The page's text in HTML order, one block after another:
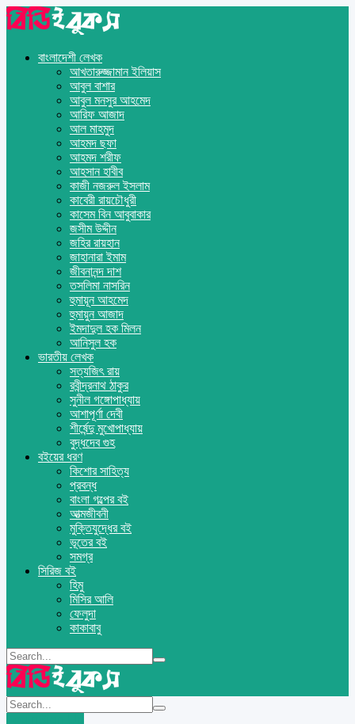
বাংলাদেশী লেখক
আখতারুজ্জামান ইলিয়াস
আবুল বাশার
আবুল মনসুর আহমেদ
আরিফ আজাদ
আল মাহমুদ
আহমদ ছফা
আহমদ শরীফ
আহসান হাবীব
কাজী নজরুল ইসলাম
কাবেরী রায়চৌধুরী
কাসেম বিন আবুবাকার
জসীম উদ্দীন
জহির রায়হান
জাহানারা ইমাম
জীবনানন্দ দাশ
তসলিমা নাসরিন
হুমায়ূন আহমেদ
হুমায়ুন আজাদ
ইমদাদুল হক মিলন
আনিসুল হক
ভারতীয় লেখক
সত্যজিৎ রায়
রবীন্দ্রনাথ ঠাকুর
সুনীল গঙ্গোপাধ্যায়
আশাপূর্ণা দেবী
শীর্ষেন্দু মুখোপাধ্যায়
বুদ্ধদেব গুহ
বইয়ের ধরণ
কিশোর সাহিত্য
প্রবন্ধ
বাংলা গল্পের বই
আত্মজীবনী
মুক্তিযুদ্ধের বই
ভূতের বই
সমগ্র
সিরিজ বই
হিমু
মিসির আলি
ফেলুদা
কাকাবাবু